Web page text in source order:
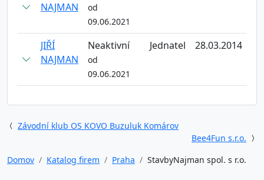
NAJMAN
od
09.06.2021
JIŘÍ
NAJMAN
Neaktivní
od
09.06.2021
Jednatel 28.03.2014
Závodní klub OS KOVO Buzuluk Komárov
Bee4Fun s.r.o.
Domov
Katalog firem Praha StavbyNajman spol. s r.o.